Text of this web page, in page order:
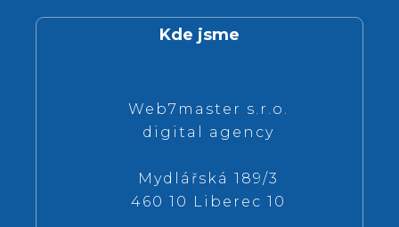
Kde jsme
Web7master s.r.o.
digital agency
Mydlářská 189/3
460 10 Liberec 10